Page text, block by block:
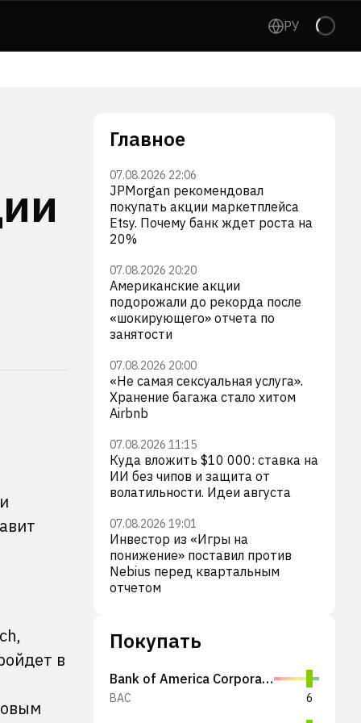
РУ
в
Главное
07.08.2026 22:06
JPMorgan рекомендовал
покупать акции маркетплейса
Etsy. Почему банк ждет роста на
20%
07.08.2026 20:20
Американские акции
подорожали до рекорда после
«шокирующего» отчета по
занятости
07.08.2026 20:00
«Не самая сексуальная услуга».
Хранение багажа стало хитом
Airbnb
07.08.2026 11:15
Куда вложить $10 000: ставка на
ИИ без чипов и защита от
волатильности. Идеи августа
07.08.2026 19:01
Инвестор из «Игры на
понижение» поставил против
Nebius перед квартальным
отчетом
Покупать
Bank of America Corporation
BAC 6